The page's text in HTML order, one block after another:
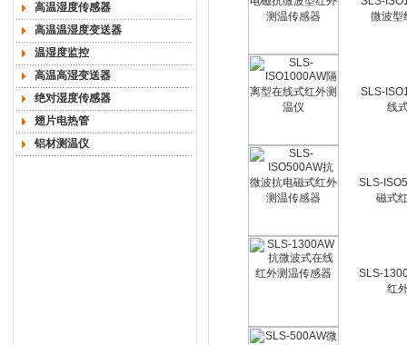
高温湿度传感器
高温温湿度变送器
温湿度监控
高温高湿变送器
绝对湿度传感器
翅片电热管
铝材测温仪
微波型
SLS-
线
SLS-
磁式
SLS-
红